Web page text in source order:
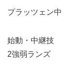
プラッツェン中
始動・中継技
2強弱ランズ